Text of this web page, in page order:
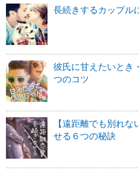
長続きするカップル
彼氏に甘えたいとき
つのコツ
【遠距離でも別れ
せる６つの秘訣